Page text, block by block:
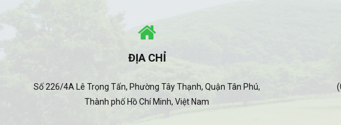
ĐỊA CHỈ
Số 226/4A Lê Trọng Tấn, Phường Tây Thạnh, Quận Tân Phú,
Thành phố Hồ Chí Minh, Việt Nam